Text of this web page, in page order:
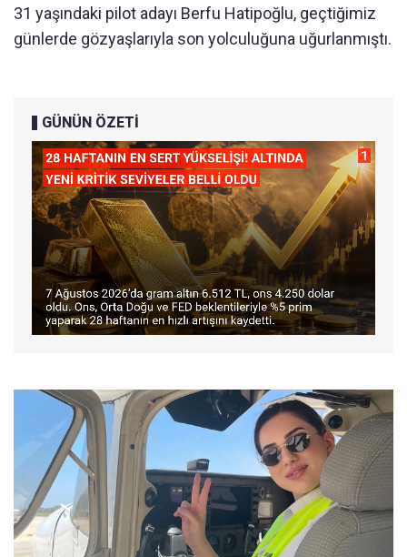
31 yaşındaki pilot adayı Berfu Hatipoğlu, geçtiğimiz
günlerde gözyaşlarıyla son yolculuğuna uğurlanmıştı.
GÜNÜN ÖZETİ